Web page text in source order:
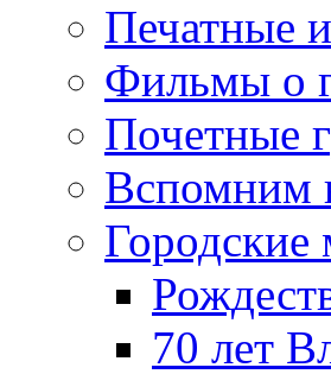
Печатные
Фильмы о
Почетные
Вспомним
Городские
70 лет